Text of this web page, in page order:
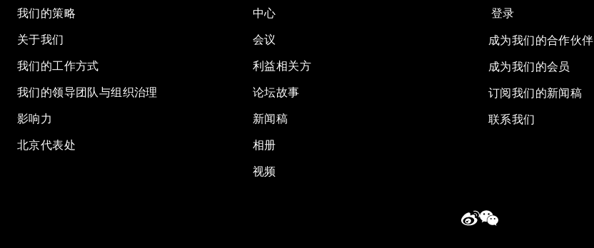
我们的策略
关于我们
我们的工作方式
我们的领导团队与组织治理
影响力
北京代表处
中心
会议
利益相关方
论坛故事
新闻稿
相册
视频
登录
成为我们的合作伙伴
成为我们的会员
订阅我们的新闻稿
联系我们